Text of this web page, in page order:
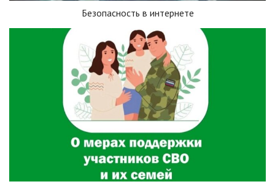
Безопасность в интернете